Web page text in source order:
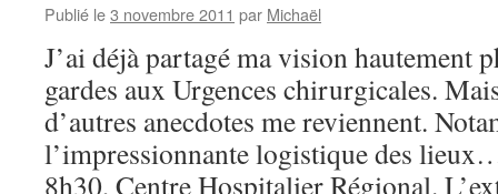
Publié le3 novembre 2011 par Michaël
J’ai déjà partagé ma vision hautement
gardes aux Urgences chirurgicales.
d’autres anecdotes me reviennent.
l’impressionnante logistique des
8h30, Centre Hospitalier Régional.